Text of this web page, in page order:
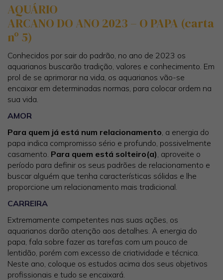
AQUÁRIO
ARCANO DO ANO 2023 – O PAPA (carta
nº 5)
Conhecidos por sair do padrão, no ano de 2023 os
aquarianos buscarão tradição, valores e conhecimento. Em
prol de se aprimorar na vida, os aquarianos vão-se
encaixar em determinadas normas, para colocar ordem na
sua vida.
AMOR
Para quem já está num relacionamento , a energia do
papa indica compromisso sério e profundo, possivelmente
casamento. Para quem está solteiro(a) , aproveite o
período para definir os seus padrões de relacionamento e
buscar alguém que tenha características sólidas e lhe
proporcione um relacionamento mais tradicional.
CARREIRA
Extremamente competentes nas suas ações, os
aquarianos darão atenção aos detalhes. A energia do
papa, fala sobre fazer as tarefas com um pouco de
lentidão, porém com excesso de criatividade e técnica.
Neste ano, coloque os estudos acima dos seus objetivos
profissionais e tudo se encaixará.